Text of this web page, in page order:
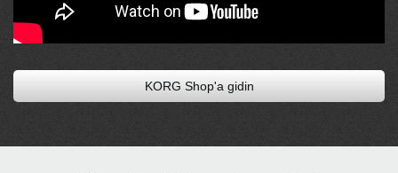
KORG Shop'a gidin